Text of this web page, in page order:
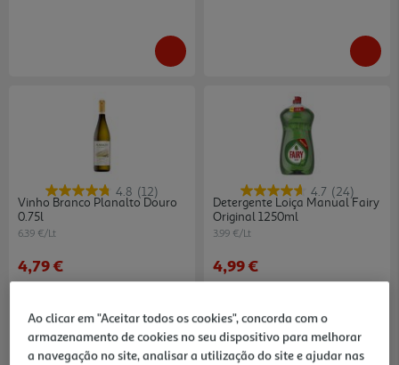
4.8 (12)
Vinho Branco Planalto Douro
0.75l
6.39 €/Lt
4,79 €
4.7 (24)
Detergente Loiça Manual Fairy
Original 1250ml
3.99 €/Lt
4,99 €
Ao clicar em "Aceitar todos os cookies", concorda com o
armazenamento de cookies no seu dispositivo para melhorar
a navegação no site, analisar a utilização do site e ajudar nas